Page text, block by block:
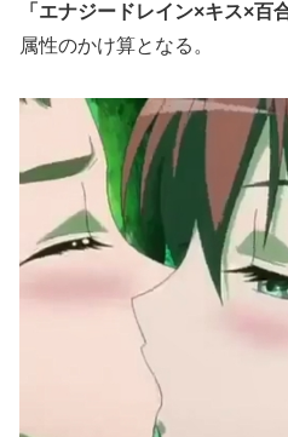
「エナジードレイン×キス×百合
属性のかけ算となる。